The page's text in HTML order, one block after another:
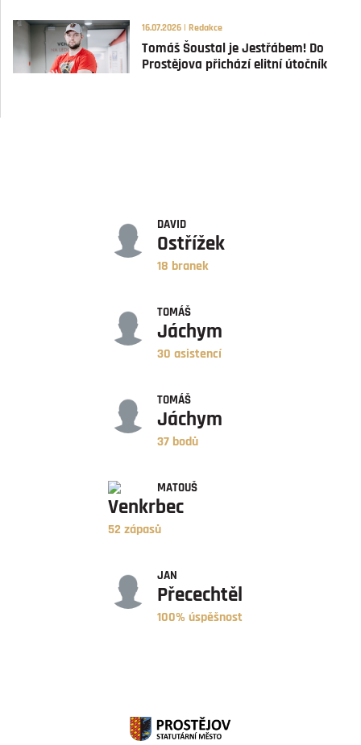
16.07.2026 | Redakce
Tomáš Šoustal je Jestřábem! Do
Prostějova přichází elitní útočník
DAVID
Ostřížek
18 branek
TOMÁŠ
Jáchym
30 asistencí
TOMÁŠ
Jáchym
37 bodů
MATOUŠ
Venkrbec
52 zápasů
JAN
Přecechtěl
100% úspěšnost